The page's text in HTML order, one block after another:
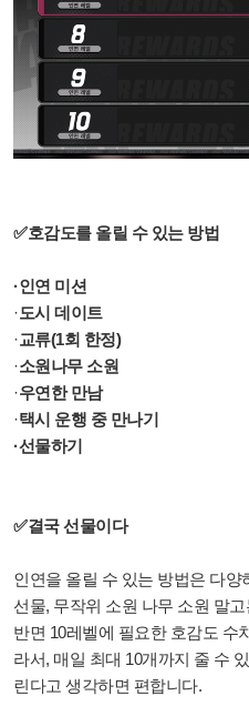
✅호감도를 올릴 수 있는 방법
·인연 미션
·도시 데이트
·교류(1회 한정)
·소원나무 소원
·우연한 만남
·택시 운행 중 만나기
·선물하기
✅결국 선물이다
인연을 올릴 수 있는 방법은 다
선물, 무작위 소원 나무 소원 말
반면 10레벨에 필요한 호감도 수
라서, 매일 최대 10개까지 줄 수
린다고 생각하면 편합니다.